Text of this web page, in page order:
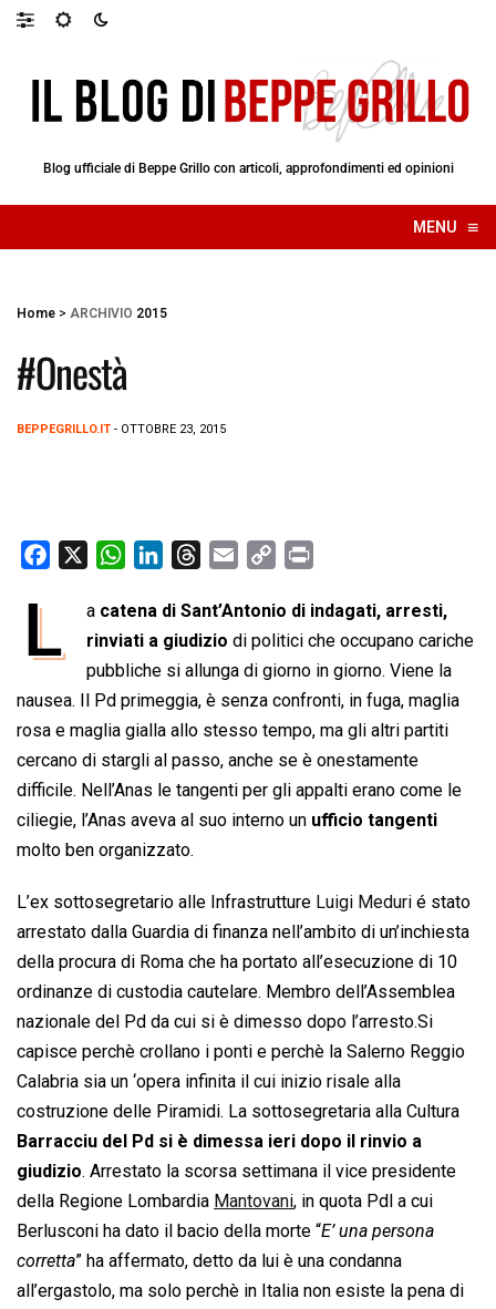
Blog ufficiale di Beppe Grillo con articoli, approfondimenti ed opinioni
MENU ≡
☰
Home > ARCHIVIO 2015
#Onestà
BEPPEGRILLO.IT - OTTOBRE 23, 2015
o
o
k
W
a
t
s
A
p
p
n
k
e
d
I
n
r
e
a
d
s
a
i
l
p
y
L
i
n
k
i
n
t
L a catena di Sant’Antonio di indagati, arresti,
rinviati a giudizio di politici che occupano cariche
pubbliche si allunga di giorno in giorno. Viene la
nausea. Il Pd primeggia, è senza confronti, in fuga, maglia
rosa e maglia gialla allo stesso tempo, ma gli altri partiti
cercano di stargli al passo, anche se è onestamente
difficile. Nell’Anas le tangenti per gli appalti erano come le
ciliegie, l’Anas aveva al suo interno un ufficio tangenti
molto ben organizzato.
L’ex sottosegretario alle Infrastrutture Luigi Meduri é stato
arrestato dalla Guardia di finanza nell’ambito di un’inchiesta
della procura di Roma che ha portato all’esecuzione di 10
ordinanze di custodia cautelare. Membro dell’Assemblea
nazionale del Pd da cui si è dimesso dopo l’arresto.Si
capisce perchè crollano i ponti e perchè la Salerno Reggio
Calabria sia un ‘opera infinita il cui inizio risale alla
costruzione delle Piramidi. La sottosegretaria alla Cultura
Barracciu del Pd si è dimessa ieri dopo il rinvio a
giudizio. Arrestato la scorsa settimana il vice presidente
della Regione Lombardia Mantovani, in quota Pdl a cui
Berlusconi ha dato il bacio della morte “E’ una persona
corretta” ha affermato, detto da lui è una condanna
all’ergastolo, ma solo perchè in Italia non esiste la pena di